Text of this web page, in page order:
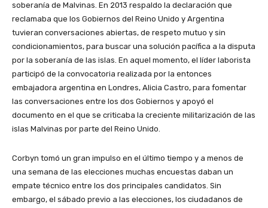
soberanía de Malvinas. En 2013 respaldo la declaración que
reclamaba que los Gobiernos del Reino Unido y Argentina
tuvieran conversaciones abiertas, de respeto mutuo y sin
condicionamientos, para buscar una solución pacífica a la disputa
por la soberanía de las islas. En aquel momento, el líder laborista
participó de la convocatoria realizada por la entonces
embajadora argentina en Londres, Alicia Castro, para fomentar
las conversaciones entre los dos Gobiernos y apoyó el
documento en el que se criticaba la creciente militarización de las
islas Malvinas por parte del Reino Unido.
Corbyn tomó un gran impulso en el último tiempo y a menos de
una semana de las elecciones muchas encuestas daban un
empate técnico entre los dos principales candidatos. Sin
embargo, el sábado previo a las elecciones, los ciudadanos de